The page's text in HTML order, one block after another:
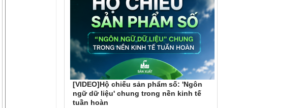
[VIDEO]Hộ chiếu sản phẩm số: 'Ngôn
ngữ dữ liệu' chung trong nền kinh tế
tuần hoàn